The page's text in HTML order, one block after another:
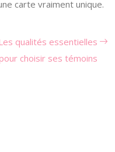
carte vraiment unique.
qualités essentielles
choisir ses témoins